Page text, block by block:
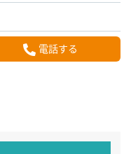
電話する